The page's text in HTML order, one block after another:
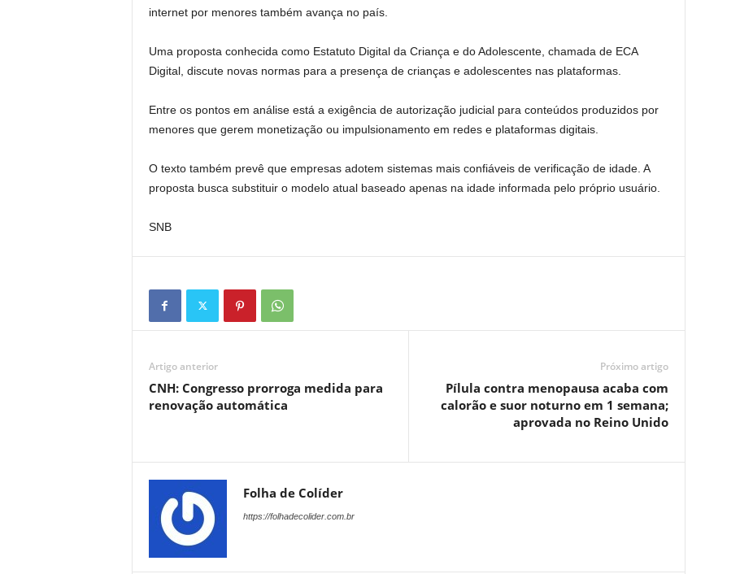
internet por menores também avança no país.
Uma proposta conhecida como Estatuto Digital da Criança e do Adolescente, chamada de ECA
Digital, discute novas normas para a presença de crianças e adolescentes nas plataformas.
Entre os pontos em análise está a exigência de autorização judicial para conteúdos produzidos por
menores que gerem monetização ou impulsionamento em redes e plataformas digitais.
O texto também prevê que empresas adotem sistemas mais confiáveis de verificação de idade. A
proposta busca substituir o modelo atual baseado apenas na idade informada pelo próprio usuário.
SNB
Artigo anterior
CNH: Congresso prorroga medida para
renovação automática
Próximo artigo
Pílula contra menopausa acaba com
calorão e suor noturno em 1 semana;
aprovada no Reino Unido
Folha de Colíder
https://folhadecolider.com.br